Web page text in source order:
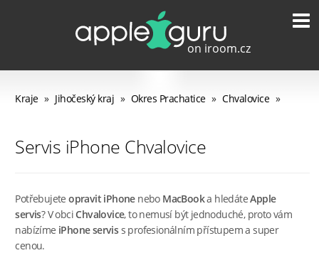
Kraje » Jihočeský kraj » Okres Prachatice » Chvalovice »
Servis iPhone Chvalovice
Potřebujeteopravit iPhonenebo MacBooka hledáteApple
servis? V obciChvalovice, to nemusí být jednoduché, proto vám
nabízíme iPhone serviss profesionálním přístupem a super
cenou.